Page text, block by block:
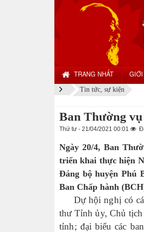
TRANG NHẤT
Tin tức, sự kiện
Ban Thường
Thứ tư - 21/04/2021 00:01
Ngày 20/4, Ban
triển khai thực hiện
Đảng bộ huyện Phú
Ban Chấp hành
Dự hội nghị có
thư Tỉnh ủy, Chủ
tỉnh; đại biểu các